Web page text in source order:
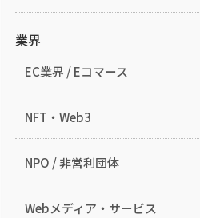
業界
EC業界 / Eコマース
NFT・Web3
NPO / 非営利団体
Webメディア・サービス